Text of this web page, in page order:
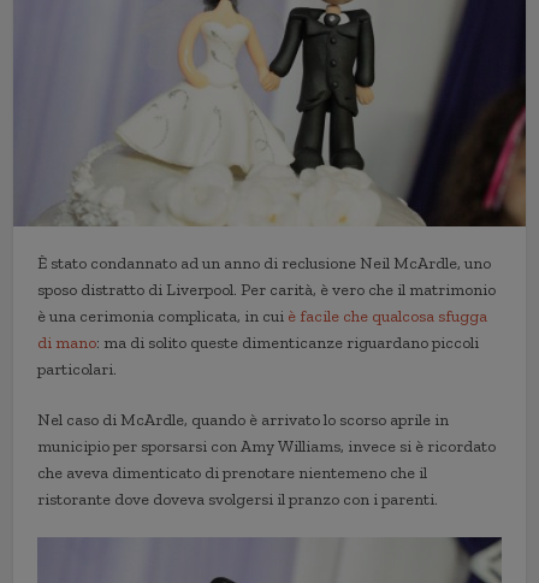
È stato condannato ad un anno di reclusione Neil McArdle, uno
sposo distratto di Liverpool. Per carità, è vero che il matrimonio
è una cerimonia complicata, in cui è facile che qualcosa sfugga
di mano: ma di solito queste dimenticanze riguardano piccoli
particolari.
Nel caso di McArdle, quando è arrivato lo scorso aprile in
municipio per sporsarsi con Amy Williams, invece si è ricordato
che aveva dimenticato di prenotare nientemeno che il
ristorante dove doveva svolgersi il pranzo con i parenti.